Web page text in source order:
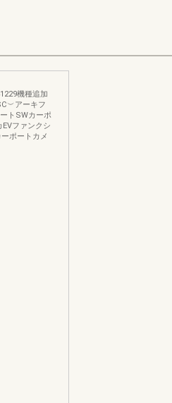
機種追加
アーキフ
トSWカーポ
ファンクシ
ポートカメ